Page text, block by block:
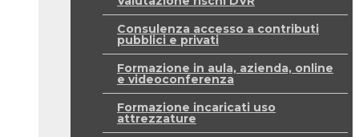
Consulenza accesso a contributi
pubblici e privati
Formazione in aula, azienda, online
e videoconferenza
Formazione incaricati uso
attrezzature